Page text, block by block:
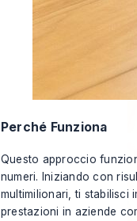
Perché Funziona
Questo approccio
numeri. Iniziando con
multimilionari, ti stabilisci
prestazioni in aziende